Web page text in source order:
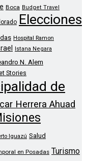
Boca Budget Travel
Elecciones
Hospital Ramon
Istana Negara
N. Alem
Stories
de
Herrera Ahuad
Iguazú Salud
en Posadas Turismo